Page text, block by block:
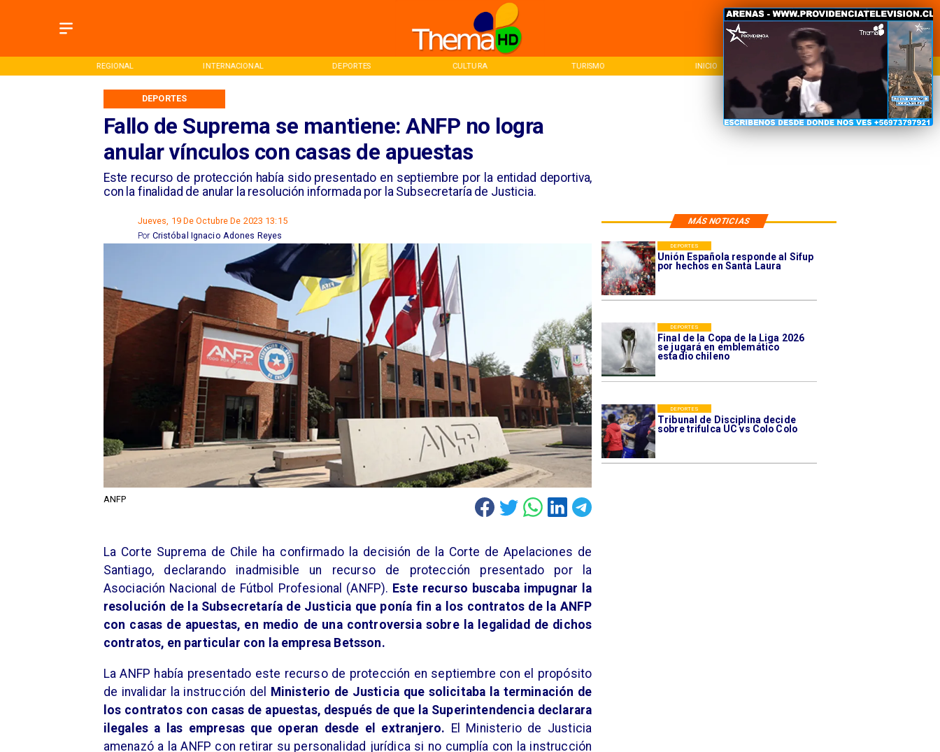
REGIONAL INTERNACIONAL DEPORTES CULTURA TURISMO INICIO NACIONAL
Fallo de Suprema se mantiene: ANFP no logra
anular vínculos con casas de apuestas
​Este recurso de protección había sido presentado en septiembre por la entidad deportiva,
con la finalidad de anular la resolución informada por la Subsecretaría de Justicia.
DEPORTES
MÁS NOTICIAS
Jueves, 19 De Octubre De 2023 13:15
Cristóbal Ignacio Adones Reyes
Por
ANFP
Unión Española responde al Sifup
por hechos en Santa Laura
DEPORTES
Final de la Copa de la Liga 2026
se jugará en emblemático
estadio chileno
DEPORTES
Tribunal de Disciplina decide
sobre trifulca UC vs Colo Colo
DEPORTES
La Corte Suprema de Chile ha confirmado la decisión de la Corte de Apelaciones de
Santiago, declarando inadmisible un recurso de protección presentado por la
Asociación Nacional de Fútbol Profesional (ANFP). Este recurso buscaba impugnar la
resolución de la Subsecretaría de Justicia que ponía fin a los contratos de la ANFP
con casas de apuestas, en medio de una controversia sobre la legalidad de dichos
contratos, en particular con la empresa Betsson.
La ANFP había presentado este recurso de protección en septiembre con el propósito
de invalidar la instrucción del Ministerio de Justicia que solicitaba la terminación de
los contratos con casas de apuestas, después de que la Superintendencia declarara
ilegales a las empresas que operan desde el extranjero. El Ministerio de Justicia
amenazó a la ANFP con retirar su personalidad jurídica si no cumplía con la instrucción